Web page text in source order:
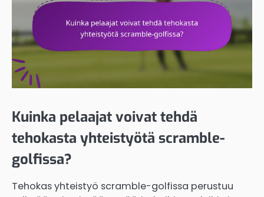
Kuinka pelaajat voivat tehdä
tehokasta yhteistyötä scramble-
golfissa?
Tehokas yhteistyö scramble-golfissa perustuu